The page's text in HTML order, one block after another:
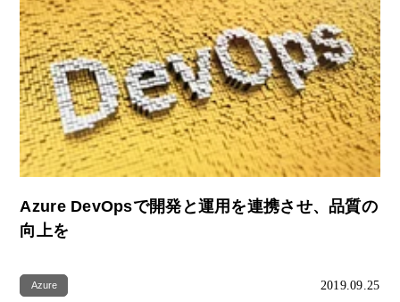
Azure DevOpsで開発と運用を連携させ、品質の
向上を
Azure 2019.09.25